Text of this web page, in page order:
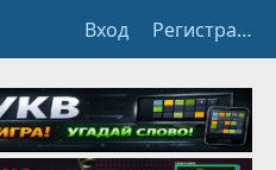
Вход Регистрация